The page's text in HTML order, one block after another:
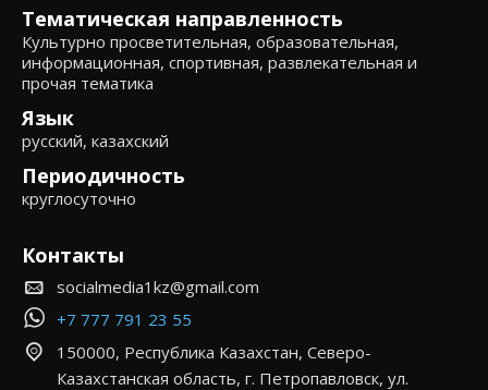
Тематическая направленность
Культурно просветительная, образовательная,
информационная, спортивная, развлекательная и
прочая тематика
Язык
русский, казахский
Периодичность
круглосуточно
Контакты
socialmedia1kz@gmail.com
+7 777 791 23 55
150000, Республика Казахстан, Северо-
Казахстанская область, г. Петропавловск, ул.